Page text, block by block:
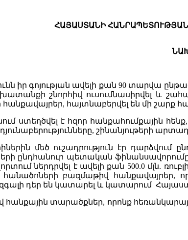
ՀԱՅԱՍՏԱՆԻ ՀԱՆՐԱՊԵՏՈՒԹՅԱՆ
իր գոյության ավելի քան 90 տարվա
շնորհիվ ուսումնասիրվել և
հայտնաբերվել են մի շարք
ստեղծվել է հզոր հանքահումքային
շինանյութերի
մեծ ուշադրություն էր դարձվում
ընդհանուր պետական
ներդրվել է ավելի քան 500.0
բազմաթիվ հանքավայրեր,
դեր են կատարել և կատարում
հանքային տարածքներ, որոնք